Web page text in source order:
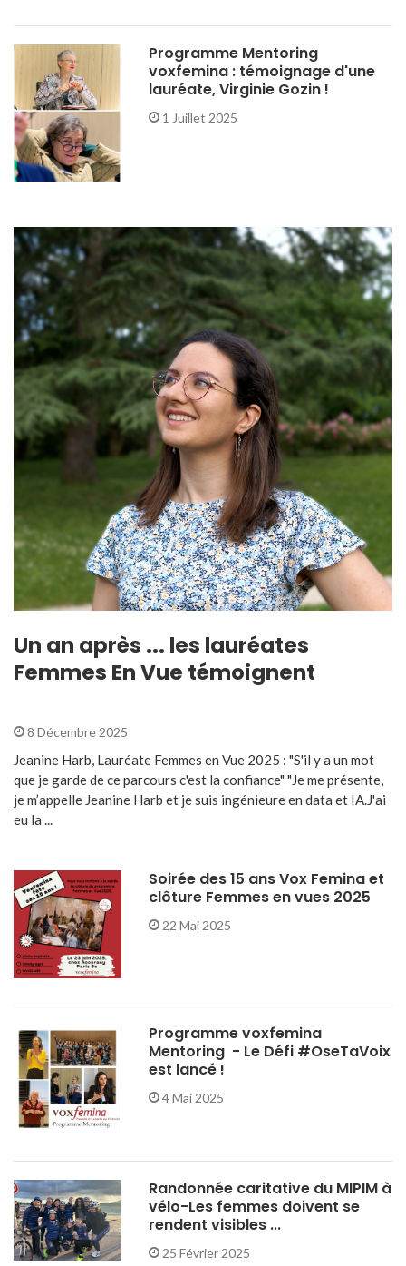
Programme Mentoring
voxfemina : témoignage d'une
lauréate, Virginie Gozin !
1 Juillet 2025
Un an après ... les lauréates
Femmes En Vue témoignent
8 Décembre 2025
Jeanine Harb, Lauréate Femmes en Vue 2025 : "S'il y a un mot
que je garde de ce parcours c'est la confiance" "Je me présente,
je m’appelle Jeanine Harb et je suis ingénieure en data et IA.J'ai
eu la ...
Soirée des 15 ans Vox Femina et
clôture Femmes en vues 2025
22 Mai 2025
Programme voxfemina
Mentoring - Le Défi #OseTaVoix
est lancé !
4 Mai 2025
Randonnée caritative du MIPIM à
vélo-Les femmes doivent se
rendent visibles ...
25 Février 2025